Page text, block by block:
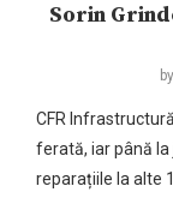
Sorin
by
CFR
ferată, iar până
reparațiile la alte